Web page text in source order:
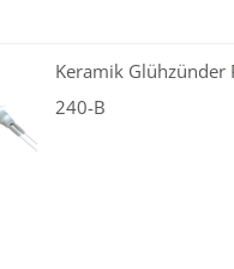
Keramik Glühzünder
240-B